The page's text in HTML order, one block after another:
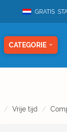
GRATIS
CATEGORIE
Vrije tijd